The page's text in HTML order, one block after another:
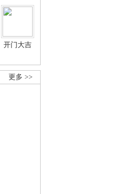
开门大吉
更多 >>